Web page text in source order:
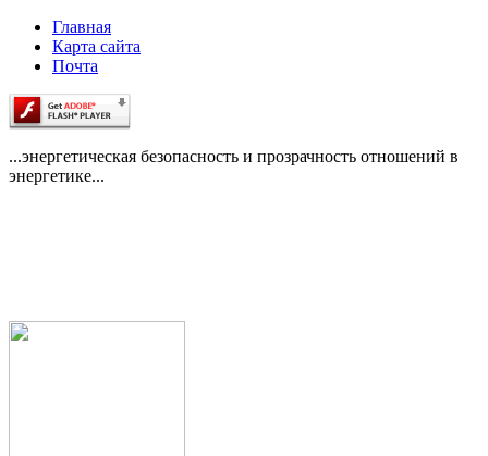
Главная
Карта сайта
Почта
...энергетическая безопасность и прозрачность отношений в
энергетике...